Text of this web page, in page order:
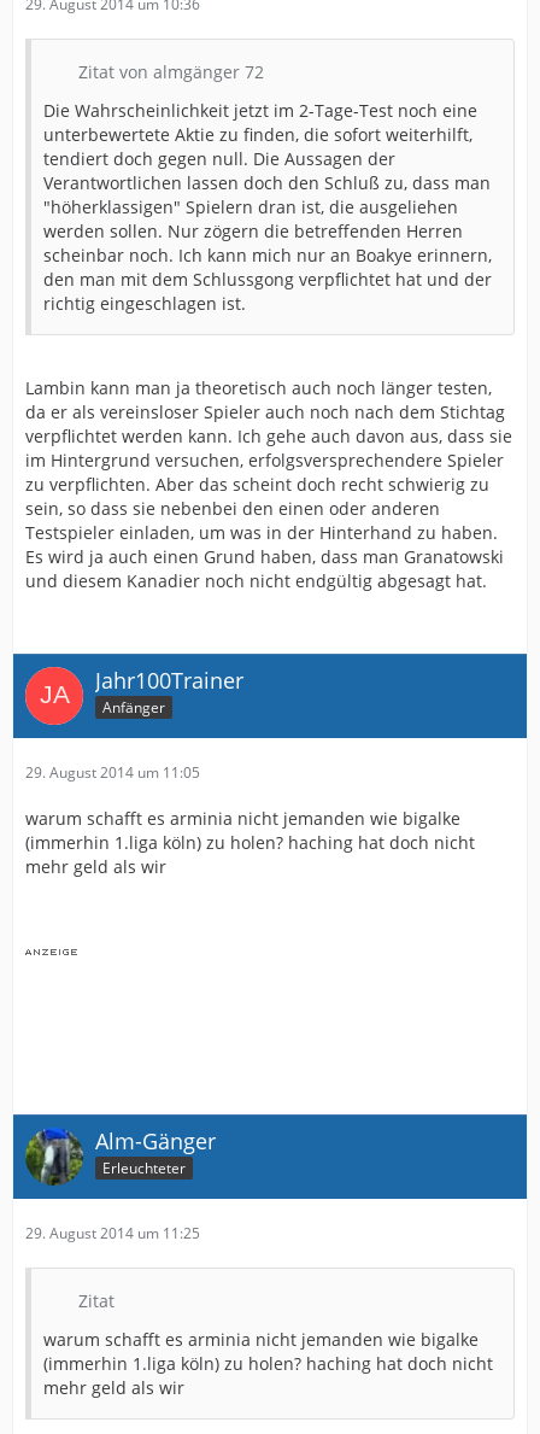
Zitat von almgänger 72
Die Wahrscheinlichkeit jetzt im 2-Tage-Test noch eine
unterbewertete Aktie zu finden, die sofort weiterhilft,
tendiert doch gegen null. Die Aussagen der
Verantwortlichen lassen doch den Schluß zu, dass man
"höherklassigen" Spielern dran ist, die ausgeliehen
werden sollen. Nur zögern die betreffenden Herren
scheinbar noch. Ich kann mich nur an Boakye erinnern,
den man mit dem Schlussgong verpflichtet hat und der
richtig eingeschlagen ist.
Lambin kann man ja theoretisch auch noch länger testen,
da er als vereinsloser Spieler auch noch nach dem Stichtag
verpflichtet werden kann. Ich gehe auch davon aus, dass sie
im Hintergrund versuchen, erfolgsversprechendere Spieler
zu verpflichten. Aber das scheint doch recht schwierig zu
sein, so dass sie nebenbei den einen oder anderen
Testspieler einladen, um was in der Hinterhand zu haben.
Es wird ja auch einen Grund haben, dass man Granatowski
und diesem Kanadier noch nicht endgültig abgesagt hat.
Jahr100Trainer
Anfänger
29. August 2014 um 11:05
warum schafft es arminia nicht jemanden wie bigalke
(immerhin 1.liga köln) zu holen? haching hat doch nicht
mehr geld als wir
Alm-Gänger
Erleuchteter
29. August 2014 um 11:25
Zitat
warum schafft es arminia nicht jemanden wie bigalke
(immerhin 1.liga köln) zu holen? haching hat doch nicht
mehr geld als wir